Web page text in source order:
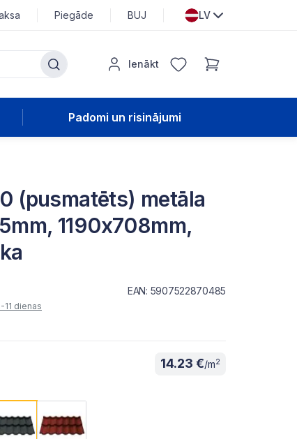
Piegāde BUJ LV
Ienākt
Padomi un risinājumi
(pusmatēts) metāla
1190x708mm,
EAN: 5907522870485
11 dienas
14.23 €/m2